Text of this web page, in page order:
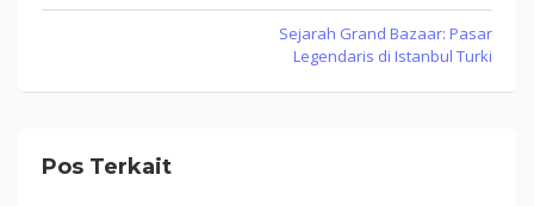
Sejarah Grand Bazaar: Pasar
Legendaris di Istanbul Turki
Pos Terkait